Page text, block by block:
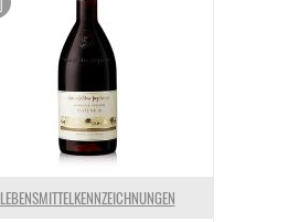
LEBENSMITTELKENNZEICHNUNGEN